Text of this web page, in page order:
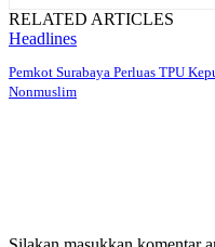
RELATED ARTICLES
Headlines
Pemkot Surabaya Perluas TPU
Nonmuslim